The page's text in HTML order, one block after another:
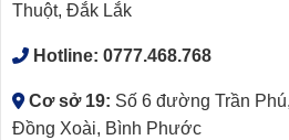
Thuột, Đắk Lắk
Hotline: 0777.468.768
Cơ sở 19: Số 6 đường Trần
Đồng Xoài, Bình Phước